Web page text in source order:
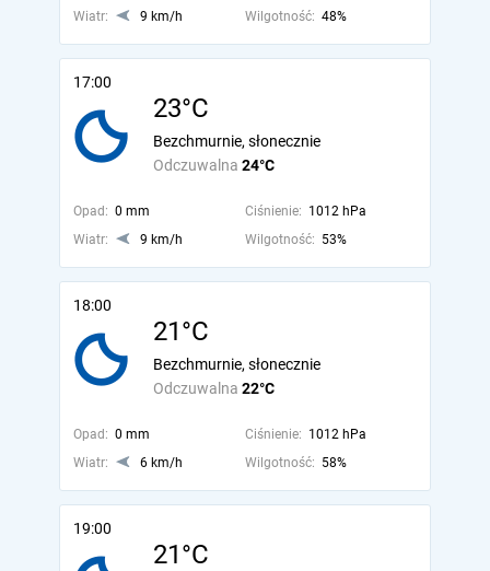
Wiatr:
9 km/h Wilgotność: 48%
17:00
23°C
Odczuwalna 24°C
Bezchmurnie, słonecznie
Opad: 0 mm Ciśnienie: 1012 hPa
Wiatr:
9 km/h Wilgotność: 53%
18:00
21°C
Odczuwalna 22°C
Bezchmurnie, słonecznie
Opad: 0 mm Ciśnienie: 1012 hPa
Wiatr:
6 km/h Wilgotność: 58%
19:00
21°C